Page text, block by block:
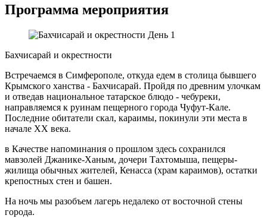
Программа мероприятия
День 1
Бахчисарай и окрестности
Встречаемся в Симферополе, откуда едем в столица бывшего
Крымского ханства - Бахчисарай. Пройдя по древним улочкам
и отведав национальное татарское блюдо - чебуреки,
направляемся к руинам пещерного города Чуфут-Кале.
Последние обитатели скал, караимы, покинули эти места в
начале XX века.
в Качестве напоминания о прошлом здесь сохранился
мавзолей Джанике-Ханым, дочери Тахтомыша, пещеры-
жилища обычных жителей, Кенасса (храм караимов), остатки
крепостных стен и башен.
На ночь мы разобъем лагерь недалеко от восточной стены
города.